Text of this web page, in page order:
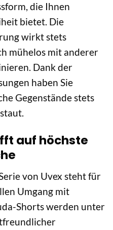
die Ihnen
bietet. Die
wirkt stets
mühelos mit anderer
Dank der
haben Sie
Gegenstände stets
auf höchste
von Uvex steht für
Umgang mit
Shorts werden unter